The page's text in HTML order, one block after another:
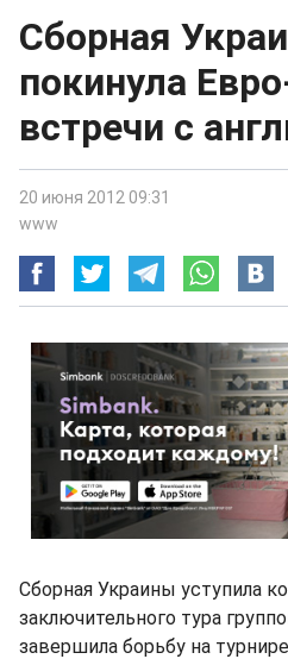
Сборная
покинула
встречи с
20 июня 2012 09:31
www
Сборная Украины уступила
заключительного тура
завершила борьбу на